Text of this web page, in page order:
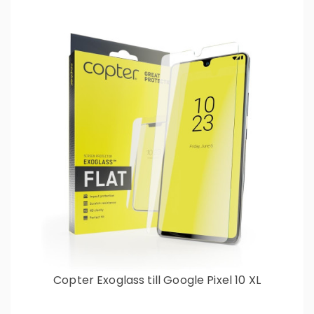
Copter Exoglass till Google Pixel 10 XL